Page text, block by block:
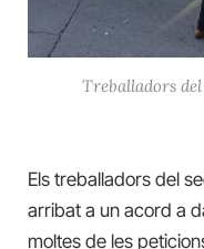
Treballadors
Els treballadors del
arribat a un acord a
moltes de les